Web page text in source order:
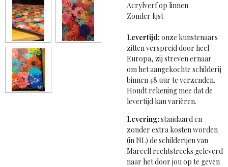
Acrylverf op linnen
Zonder lijst
Levertijd: onze kunstenaars
zitten verspreid door heel
Europa, zij streven ernaar
om het aangekochte schilderij
binnen 48 uur te verzenden.
Houdt rekening mee dat de
levertijd kan variëren.
Levering: standaard en
zonder extra kosten worden
(in NL) de schilderijen van
Marcell rechtstreeks geleverd
naar het door jou op te geven